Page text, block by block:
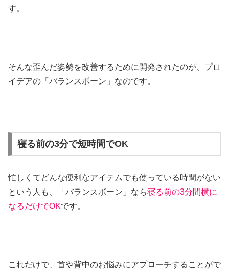
す。
そんな歪んだ姿勢を改善するために開発されたのが、プロ
イデアの「バランスボーン」なのです。
寝る前の3分で短時間でOK
忙しくてどんな便利なアイテムでも使っている時間がない
という人も、「バランスボーン」なら寝る前の3分間横に
なるだけでOKです。
これだけで、首や背中のお悩みにアプローチすることがで